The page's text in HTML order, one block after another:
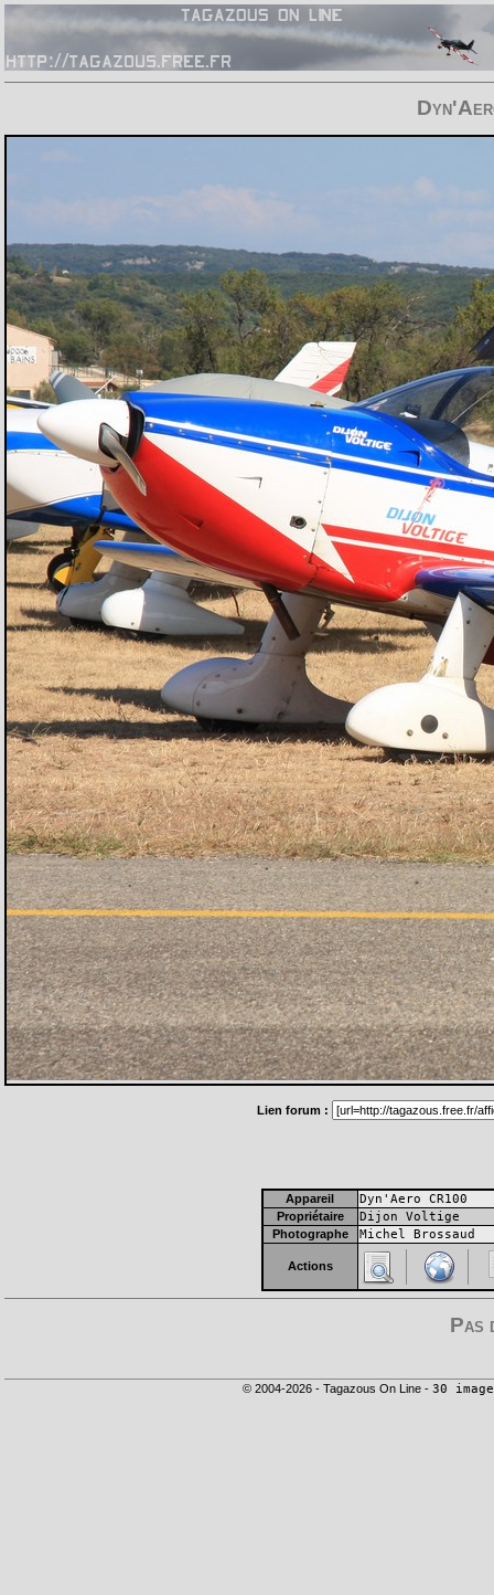
Lien forum :
Appareil Dyn'Aero CR100
Propriétaire Dijon Voltige
Photographe Michel Brossaud
Actions
Pas
© 2004-2026 - Tagazous On Line - 30